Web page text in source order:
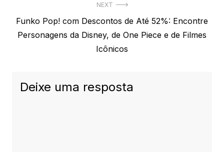
NEXT
Next
post:
Funko Pop! com Descontos de Até 52%: Encontre
Personagens da Disney, de One Piece e de Filmes
Icônicos
Deixe uma resposta